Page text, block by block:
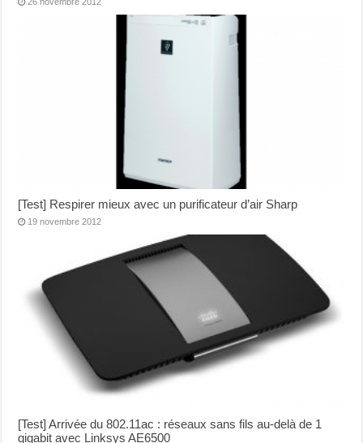
[Test] Respirer mieux avec un purificateur d’air Sharp
19 novembre 2012
[Test] Arrivée du 802.11ac : réseaux sans fils au-delà de 1
gigabit avec Linksys AE6500